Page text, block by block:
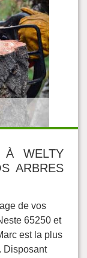
À WELTY
ARBRES
de vos
65250 et
est la plus
Disposant